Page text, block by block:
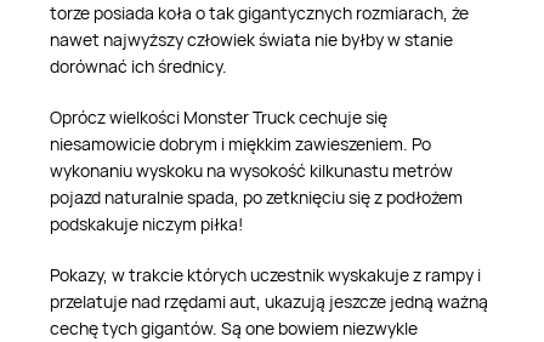
torze posiada koła o tak gigantycznych rozmiarach, że
nawet najwyższy człowiek świata nie byłby w stanie
dorównać ich średnicy.
Oprócz wielkości Monster Truck cechuje się
niesamowicie dobrym i miękkim zawieszeniem. Po
wykonaniu wyskoku na wysokość kilkunastu metrów
pojazd naturalnie spada, po zetknięciu się z podłożem
podskakuje niczym piłka!
Pokazy, w trakcie których uczestnik wyskakuje z rampy i
przelatuje nad rzędami aut, ukazują jeszcze jedną ważną
cechę tych gigantów. Są one bowiem niezwykle